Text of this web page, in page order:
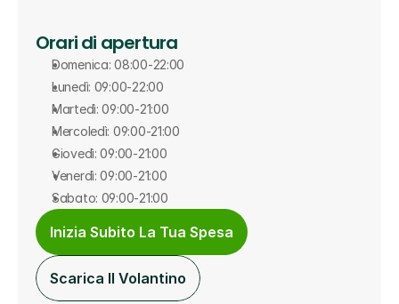
Orari di apertura
Domenica: 08:00-22:00
Lunedì: 09:00-22:00
Martedì: 09:00-21:00
Mercoledì: 09:00-21:00
Giovedì: 09:00-21:00
Venerdì: 09:00-21:00
Sabato: 09:00-21:00
Inizia Subito La Tua Spesa
Scarica Il Volantino